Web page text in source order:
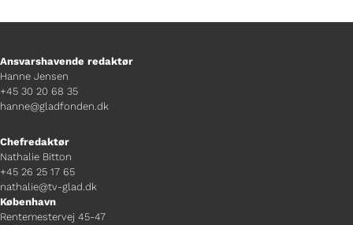
Ansvarshavende redaktør
Hanne Jensen
+45 30 20 68 35
hanne@gladfonden.dk
Chefredaktør
Nathalie Bitton
+45 26 25 17 65
nathalie@tv-glad.dk
København
Rentemestervej 45-47